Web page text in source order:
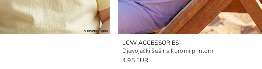
LCW ACCESSORIES
Djevojački šešir s Kuromi printom
4.95 EUR